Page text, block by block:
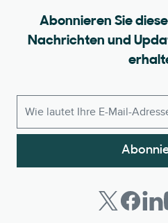
Abonnieren Sie
Nachrichten und